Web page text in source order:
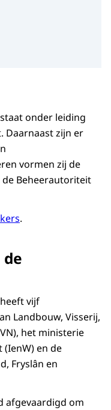
onder leiding
Daarnaast zijn er
vormen zij de
Beheerautoriteit
.
vijf
Landbouw, Visserij,
het ministerie
en de
Fryslân en
afgevaardigd om